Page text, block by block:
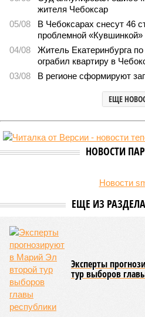
В регионе учреждены
борьбе керешу
(фото: wikimedia
В Чувашской Республике
направленные на повышение
развитие национальной борьбы на
Региональные власти не
дисциплины в качестве
официальную систему
соответствующие положения и
атрибутов на уровне
обнародованным материалам,
нагрудные знаки мастера
класса по керешу, а также
Параллельно с этим
по керешу, охватывающая все